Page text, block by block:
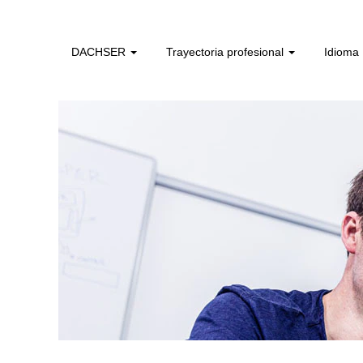
DACHSER Trayectoria profesional Idioma